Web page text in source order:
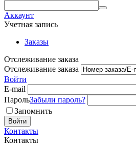
Аккаунт
Учетная запись
Заказы
Отслеживание заказа
Отслеживание заказа
Войти
E-mail
ПарольЗабыли пароль?
Запомнить
Войти
Контакты
Контакты